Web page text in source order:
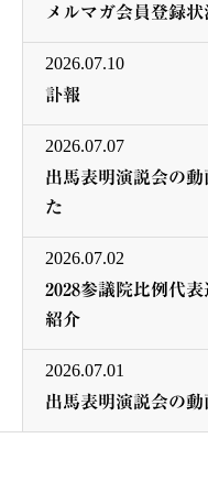
メルマガ会員登録
2026.07.10
訃報
2026.07.07
出馬表明演説会の
た
2026.07.02
2028参議院比例代
紹介
2026.07.01
出馬表明演説会の